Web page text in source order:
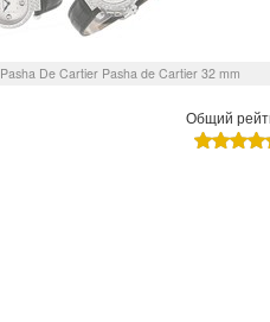
Pasha De Cartier Pasha de Cartier 32 mm
Общий